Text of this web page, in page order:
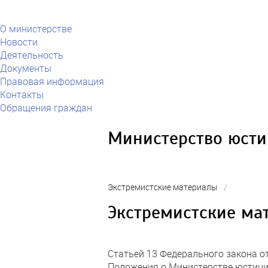
О министерстве
Новости
Деятельность
Документы
Правовая информация
Контакты
Обращения граждан
Министерство
Экстремистские материалы /
Экстремистские
Статьей 13 Федерального закона